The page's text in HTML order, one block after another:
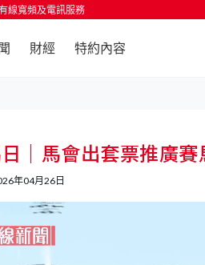
線寬頻及電訊服務
財經 特約內容
｜馬會出套票推廣
年04月26日